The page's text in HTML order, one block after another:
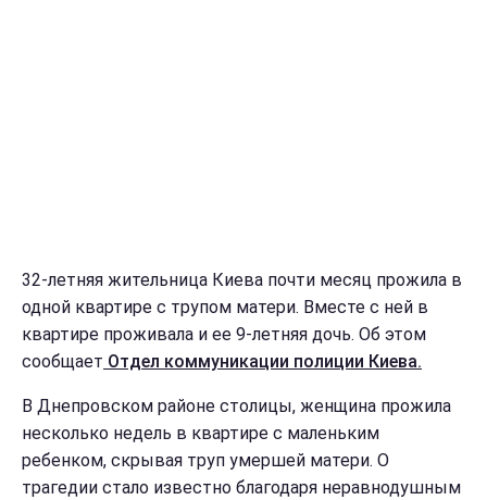
32-летняя жительница Киева почти месяц прожила в
одной квартире с трупом матери. Вместе с ней в
квартире проживала и ее 9-летняя дочь. Об этом
сообщает Отдел коммуникации полиции Киева.
В Днепровском районе столицы, женщина прожила
несколько недель в квартире с маленьким
ребенком, скрывая труп умершей матери. О
трагедии стало известно благодаря неравнодушным